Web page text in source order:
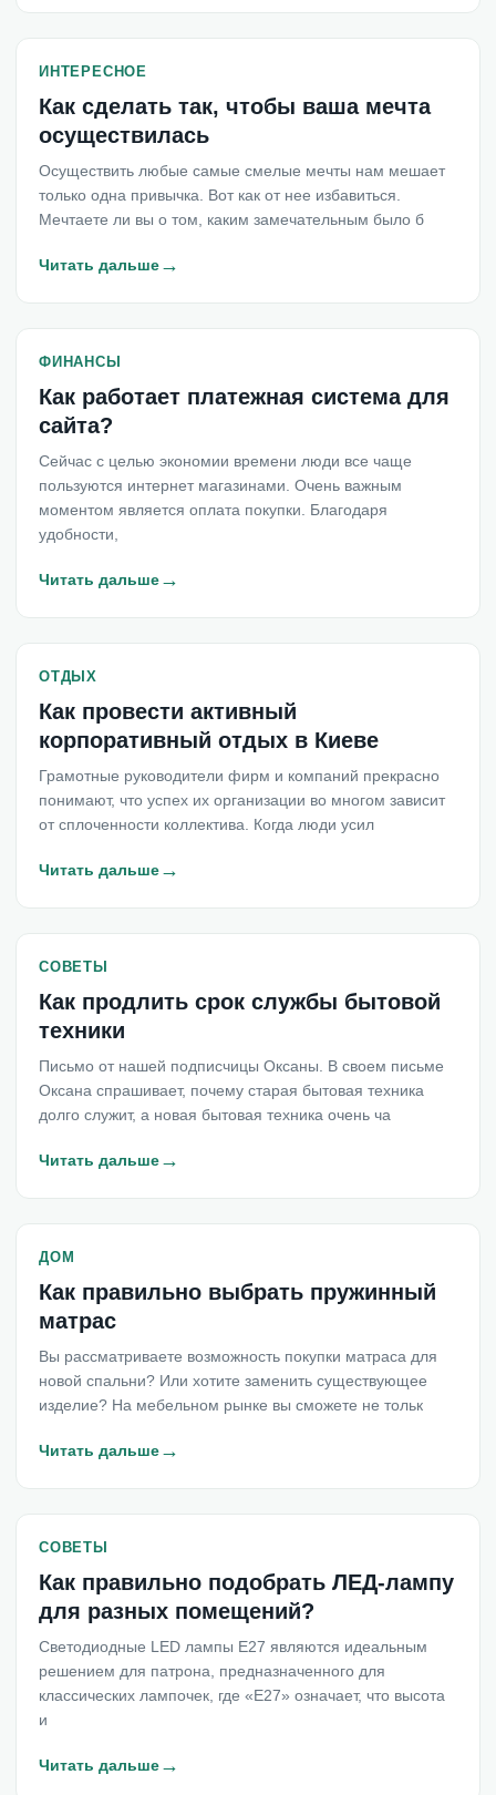
ИНТЕРЕСНОЕ
Как сделать так, чтобы ваша мечта
осуществилась
Осуществить любые самые смелые мечты нам мешает
только одна привычка. Вот как от нее избавиться.
Мечтаете ли вы о том, каким замечательным было б
Читать дальше→
ФИНАНСЫ
Как работает платежная система для
сайта?
Сейчас с целью экономии времени люди все чаще
пользуются интернет магазинами. Очень важным
моментом является оплата покупки. Благодаря
удобности,
Читать дальше→
ОТДЫХ
Как провести активный
корпоративный отдых в Киеве
Грамотные руководители фирм и компаний прекрасно
понимают, что успех их организации во многом зависит
от сплоченности коллектива. Когда люди усил
Читать дальше→
СОВЕТЫ
Как продлить срок службы бытовой
техники
Письмо от нашей подписчицы Оксаны. В своем письме
Оксана спрашивает, почему старая бытовая техника
долго служит, а новая бытовая техника очень ча
Читать дальше→
ДОМ
Как правильно выбрать пружинный
матрас
Вы рассматриваете возможность покупки матраса для
новой спальни? Или хотите заменить существующее
изделие? На мебельном рынке вы сможете не тольк
Читать дальше→
СОВЕТЫ
Как правильно подобрать ЛЕД-лампу
для разных помещений?
Светодиодные LED лампы Е27 являются идеальным
решением для патрона, предназначенного для
классических лампочек, где «Е27» означает, что высота
и
Читать дальше→